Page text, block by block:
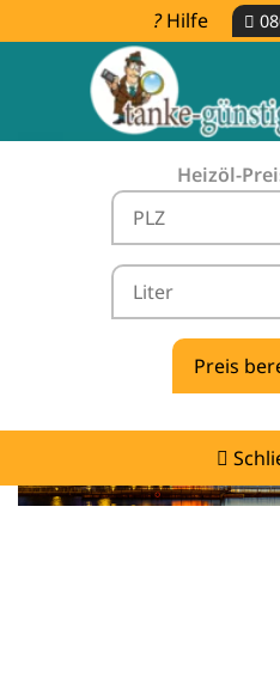
Hilfe
Heizöl-
Heizölpreise Kamp-
vergleichen & günstig